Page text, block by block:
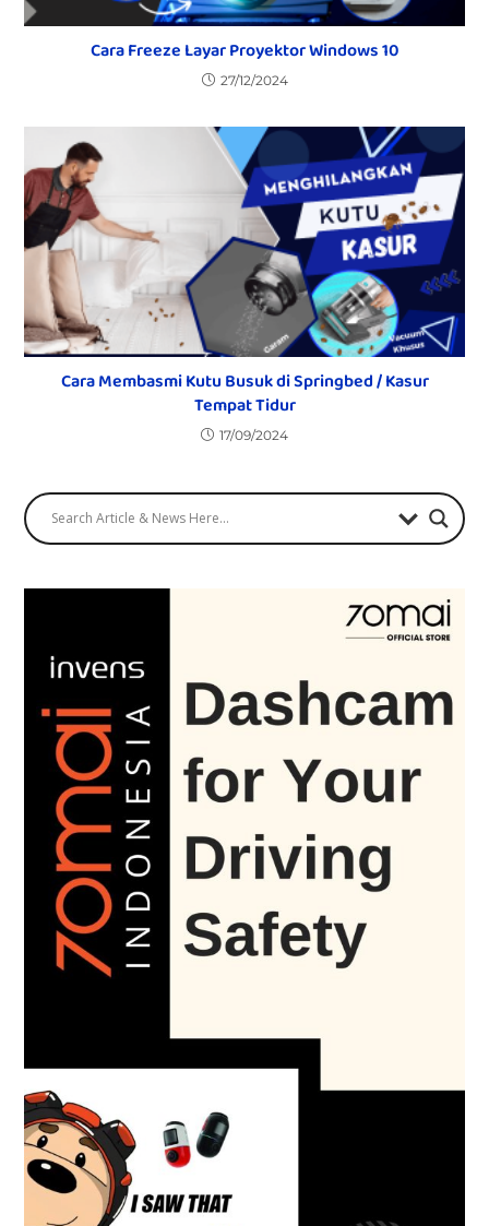
Cara Freeze Layar Proyektor Windows 10
27/12/2024
Cara Membasmi Kutu Busuk di Springbed / Kasur
Tempat Tidur
17/09/2024